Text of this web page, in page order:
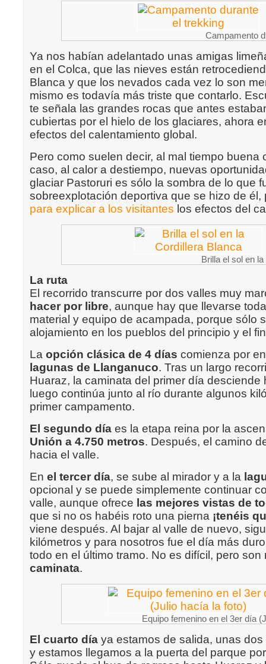
Campamento
Ya nos habían adelantado unas amigas
en el Colca, que las nieves están
Blanca y que los nevados cada vez lo son
mismo es todavía más triste que contarlo.
te señala las grandes rocas que antes
cubiertas por el hielo de los glaciares, ahora
efectos del calentamiento global.
Pero como suelen decir, al mal tiempo buena
caso, al calor a destiempo, nuevas
glaciar Pastoruri es sólo la sombra de lo que
sobreexplotación deportiva que se hizo de
para explicar a los visitantes los efectos del
Brilla el sol en
La ruta
El recorrido transcurre por dos valles muy
hacer por libre, aunque hay que llevarse
material y equipo de acampada, porque sólo
alojamiento en los pueblos del principio y el
La opción clásica de 4 días comienza por
lagunas de Llanganuco. Tras un largo
Huaraz, la caminata del primer día desciende
luego continúa junto al río durante algunos
primer campamento.
El segundo día es la etapa reina por la
Unión a 4.750 metros. Después, el camino
hacia el valle.
En el tercer día, se sube al mirador y a la
opcional y se puede simplemente continuar
valle, aunque ofrece las mejores vistas de
que si no os habéis roto una pierna ¡tenéis
viene después. Al bajar al valle de nuevo,
kilómetros y para nosotros fue el día más
todo en el último tramo. No es difícil, pero son
caminata.
Equipo femenino en el 3er día
El cuarto día ya estamos de salida, unas
y estamos llegamos a la puerta del parque